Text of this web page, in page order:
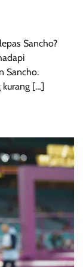
Sancho?
Sancho.
kurang […]